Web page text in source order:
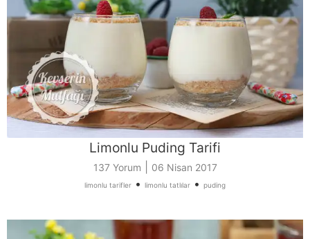
Limonlu Puding Tarifi
137 Yorum 06 Nisan 2017
limonlu tarifler • limonlu tatlılar • puding